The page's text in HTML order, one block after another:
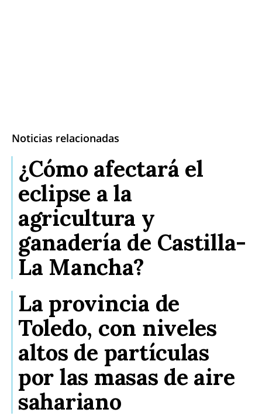
Noticias relacionadas
¿Cómo afectará el
eclipse a la
agricultura y
ganadería de Castilla-
La Mancha?
La provincia de
Toledo, con niveles
altos de partículas
por las masas de aire
sahariano